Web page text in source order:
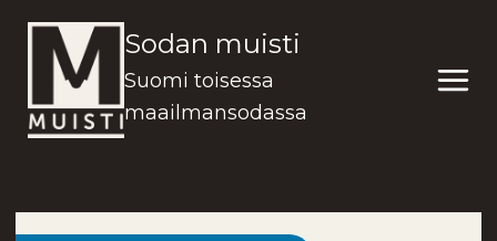
sisältöön
Sodan muisti
Suomi toisessa
maailmansodassa